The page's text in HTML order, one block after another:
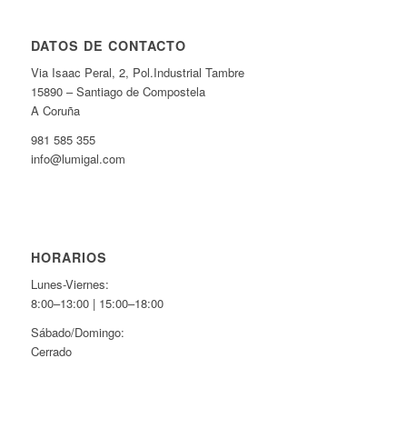
DATOS DE CONTACTO
Via Isaac Peral, 2, Pol.Industrial Tambre
15890 – Santiago de Compostela
A Coruña
981 585 355
info@lumigal.com
HORARIOS
Lunes-Viernes:
8:00–13:00 | 15:00–18:00
Sábado/Domingo:
Cerrado